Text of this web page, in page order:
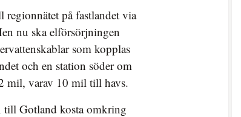
på fastlandet via
nu ska elförsörjningen
som kopplas
och en station söder om
mil, varav 10 mil till havs.
till Gotland kosta omkring